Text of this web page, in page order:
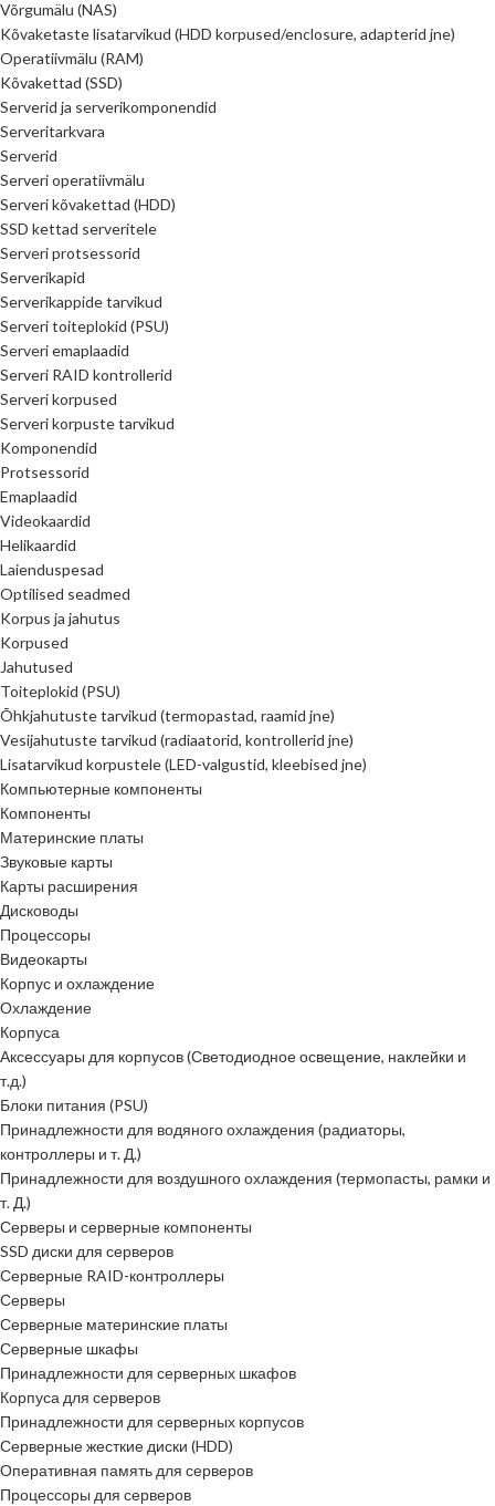
Võrgumälu (NAS)
Kõvaketaste lisatarvikud (HDD korpused/enclosure, adapterid jne)
Operatiivmälu (RAM)
Kõvakettad (SSD)
Serverid ja serverikomponendid
Serveritarkvara
Serverid
Serveri operatiivmälu
Serveri kõvakettad (HDD)
SSD kettad serveritele
Serveri protsessorid
Serverikapid
Serverikappide tarvikud
Serveri toiteplokid (PSU)
Serveri emaplaadid
Serveri RAID kontrollerid
Serveri korpused
Serveri korpuste tarvikud
Komponendid
Protsessorid
Emaplaadid
Videokaardid
Helikaardid
Laienduspesad
Optilised seadmed
Korpus ja jahutus
Korpused
Jahutused
Toiteplokid (PSU)
Õhkjahutuste tarvikud (termopastad, raamid jne)
Vesijahutuste tarvikud (radiaatorid, kontrollerid jne)
Lisatarvikud korpustele (LED-valgustid, kleebised jne)
Компьютерные компоненты
Компоненты
Материнские платы
Звуковые карты
Карты расширения
Дисководы
Процессоры
Видеокарты
Корпус и охлаждение
Охлаждение
Корпуса
Аксессуары для корпусов (Светодиодное освещение, наклейки и
т.д.)
Блоки питания (PSU)
Принадлежности для водяного охлаждения (радиаторы,
контроллеры и т. Д.)
Принадлежности для воздушного охлаждения (термопасты, рамки и
т. Д.)
Серверы и серверные компоненты
SSD диски для серверов
Серверные RAID-контроллеры
Серверы
Серверные материнские платы
Серверные шкафы
Принадлежности для серверных шкафов
Корпуса для серверов
Принадлежности для серверных корпусов
Серверные жесткие диски (HDD)
Оперативная память для серверов
Процессоры для серверов